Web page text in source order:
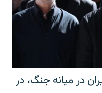
در میانه جنگ، در